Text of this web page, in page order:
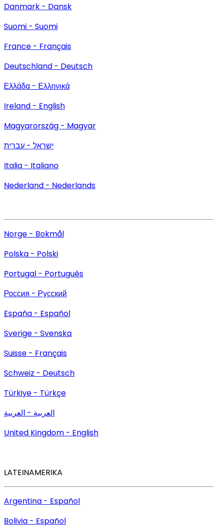
Danmark - Dansk
Suomi - Suomi
France - Français
Deutschland - Deutsch
Ελλάδα - Ελληνικά
Ireland - English
Magyarország - Magyar
ישראל - עברית
Italia - Italiano
Nederland - Nederlands
Norge - Bokmål
Polska - Polski
Portugal - Português
Россия - Русский
España - Español
Sverige - Svenska
Suisse - Français
Schweiz - Deutsch
Türkiye - Türkçe
العربية - العربية
United Kingdom - English
LATEINAMERIKA
Argentina - Español
Bolivia - Español